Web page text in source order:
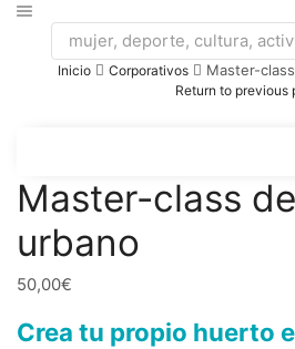
Search
input
Inicio Corporativos Master-
Return to previous
Master-class
urbano
50,00€
Crea tu propio huerto